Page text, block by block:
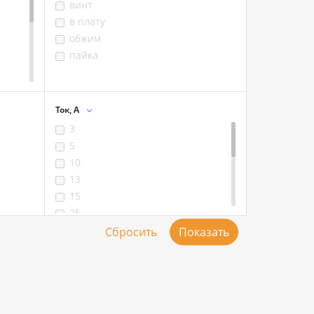
винт
в плату
обжим
пайка
Ток, А
3
5
10
13
15
25